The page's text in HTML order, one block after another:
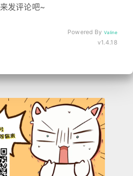
来发评论吧~
Powered ByValine
v1.4.18